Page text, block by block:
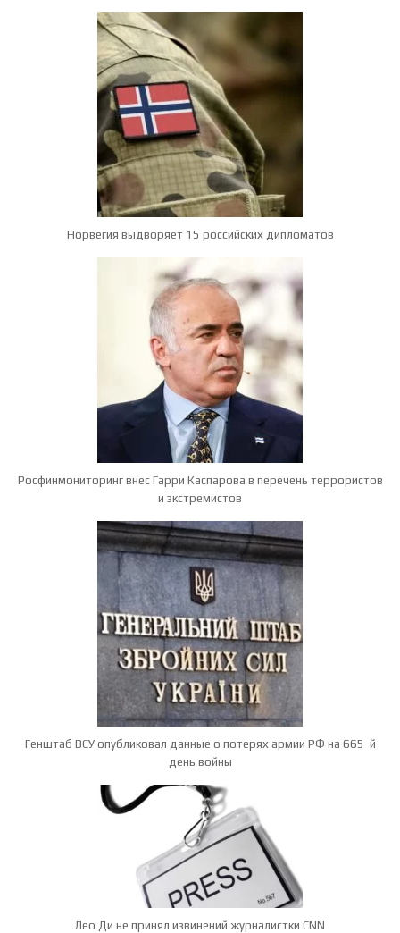
Норвегия выдворяет 15 российских дипломатов
Росфинмониторинг внес Гарри Каспарова в перечень террористов
и экстремистов
Генштаб ВСУ опубликовал данные о потерях армии РФ на 665-й
день войны
Лео Ди не принял извинений журналистки CNN